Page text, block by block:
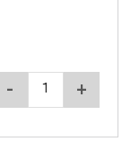
- +